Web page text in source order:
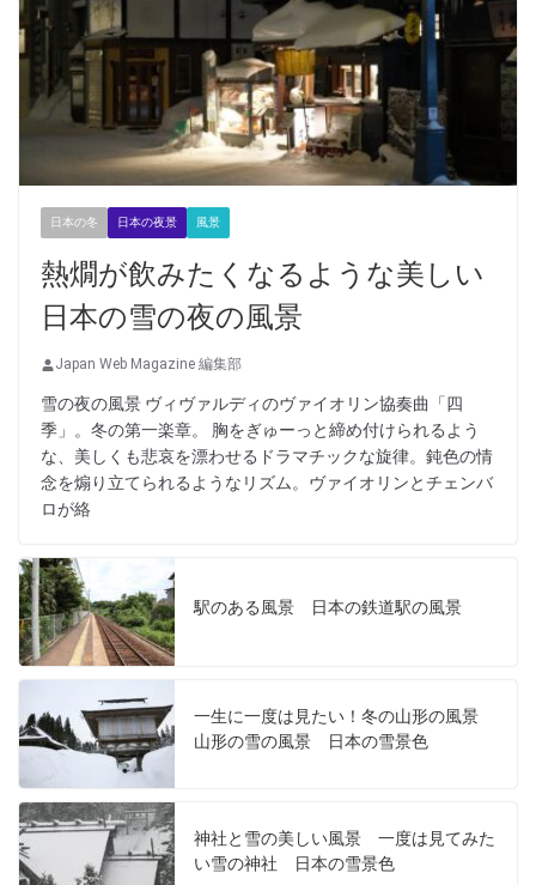
日本の冬 日本の夜景 風景
熱燗が飲みたくなるような美しい
日本の雪の夜の風景
Japan Web Magazine 編集部
雪の夜の風景 ヴィヴァルディのヴァイオリン協奏曲「四
季」。冬の第一楽章。 胸をぎゅーっと締め付けられるよう
な、美しくも悲哀を漂わせるドラマチックな旋律。鈍色の情
念を煽り立てられるようなリズム。ヴァイオリンとチェンバ
ロが絡
駅のある風景 日本の鉄道駅の風景
一生に一度は見たい！冬の山形の風景
山形の雪の風景 日本の雪景色
神社と雪の美しい風景 一度は見てみた
い雪の神社 日本の雪景色